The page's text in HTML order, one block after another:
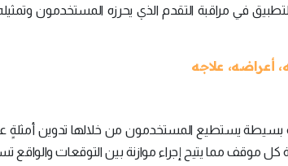
في مراقبة التقدم الذي يحرزه المستخدمون
أعراضه، علاجه
بسيطة يستطيع المستخدمون من خلالها تدوين أمثلةٍ
كل موقف مما يتيح إجراء موازنة بين التوقعات